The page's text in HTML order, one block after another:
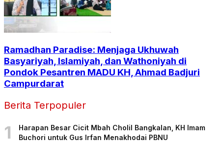
Ramadhan Paradise: Menjaga Ukhuwah
Basyariyah, Islamiyah, dan Wathoniyah di
Pondok Pesantren MADU KH, Ahmad Badjuri
Campurdarat
Berita Terpopuler
1
Harapan Besar Cicit Mbah Cholil Bangkalan, KH Imam
Buchori untuk Gus Irfan Menakhodai PBNU